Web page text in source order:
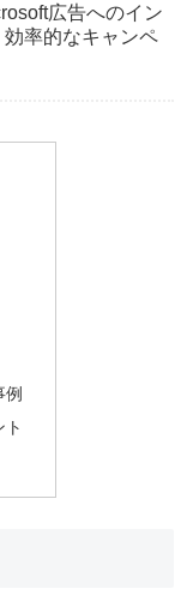
広告へのイン
率的なキャンペ